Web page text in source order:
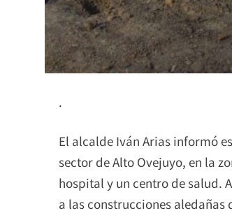
.
El alcalde Iván Arias informó
sector de Alto Ovejuyo, en la
hospital y un centro de salud.
a las construcciones